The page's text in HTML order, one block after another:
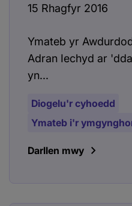
15 Rhagfyr 2016
Ymateb yr
Adran Iechyd ar
yn...
Diogelu'r cyhoedd
Ymateb i'r
Darllen mwy